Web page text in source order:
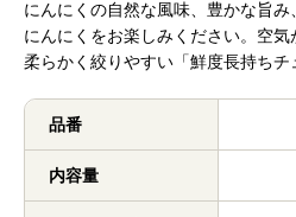
にんにくの自然な風味、豊かな旨
にんにくをお楽しみください。空
柔らかく絞りやすい「鮮度長持ちチ
品番
内容量